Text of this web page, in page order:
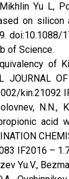
Yu L,
on silicon
of Science.
of
JOURNAL
kin.21092
IF2016 –
Yu.V.,